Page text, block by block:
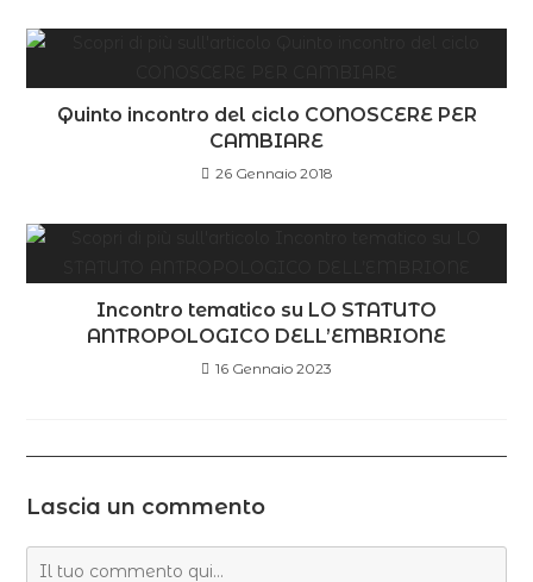
Quinto incontro del ciclo CONOSCERE PER
CAMBIARE
26 Gennaio 2018
Incontro tematico su LO STATUTO
ANTROPOLOGICO DELL’EMBRIONE
16 Gennaio 2023
Lascia un commento